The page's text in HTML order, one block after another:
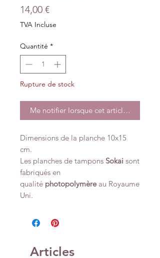
14,00 €Prix
TVA Incluse
Quantité *
Rupture de stock
Me notifier lorsque cet article est
Dimensions de la planche 10x15
cm.
Les planches de tampons Sokai sont
fabriqués en
qualité photopolymère au Royaume
Uni.
Articles